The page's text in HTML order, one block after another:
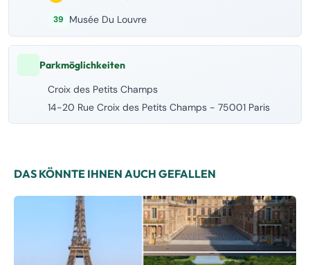
39 Musée Du Louvre
Parkmöglichkeiten
Croix des Petits Champs
14-20 Rue Croix des Petits Champs - 75001 Paris
DAS KÖNNTE IHNEN AUCH GEFALLEN